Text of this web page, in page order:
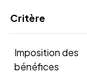
Critère
Imposition des
bénéfices